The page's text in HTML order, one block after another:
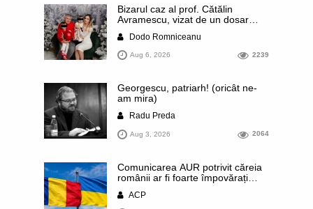
Bizarul caz al prof. Cătălin
Avramescu, vizat de un dosar
infantilă”. Miroase a execuție
stalinistă. Cea mai imundă parte a
presei publică inclusiv documente
dezvăluite date ultra-personale
ale profesorului, inclusiv
diagnostice și tratamente
Dodo Romniceanu
Aug 6, 2026 2239
Georgescu, patriarh! (oricât ne-
am mira)
Radu Preda
Aug 3, 2026 2064
Comunicarea AUR potrivit căreia
românii ar fi foarte împovărați
acordat Ucrainei este contrazisă
ACP